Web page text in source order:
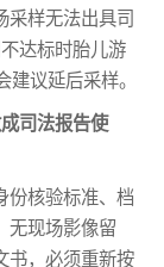
采样无法出具司
达标时胎儿游
议延后采样。
司法报告使
份核验标准、档
无现场影像留
书，必须重新按